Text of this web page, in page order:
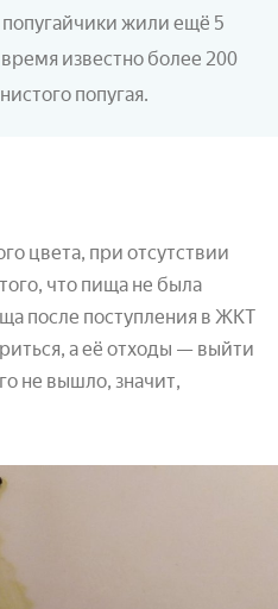
жили ещё 5
известно более 200
попугая.
цвета, при отсутствии
что пища не была
после поступления в ЖКТ
а её отходы — выйти
не вышло, значит,